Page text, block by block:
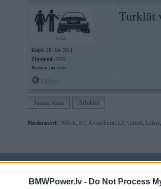
BMWPower.lv - Do Not Process
Kopš: 28. Jan 2011
Ziņojumi: 5535
Braucu ar: cieņu
Turklāt
Jauna tēma Atbildēt
Moderatori: 968-jk AV AiwaShuraLLP, GirtzB Lafter
darbojas
gada 14. maija. Tas nav auto klubs un nav saistīts ar
Kontakti|Reklāma